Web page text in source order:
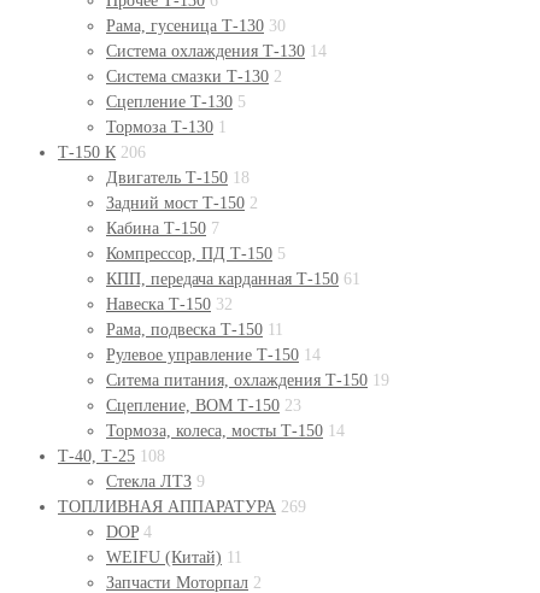
Рама, гусеница Т-130 30
Система охлаждения Т-130 14
Система смазки Т-130 2
Сцепление Т-130 5
Тормоза Т-130 1
Т-150 К 206
Двигатель Т-150 18
Задний мост Т-150 2
Кабина Т-150 7
Компрессор, ПД Т-150 5
КПП, передача карданная Т-150 61
Навеска Т-150 32
Рама, подвеска Т-150 11
Рулевое управление Т-150 14
Ситема питания, охлаждения Т-150 19
Сцепление, ВОМ Т-150 23
Тормоза, колеса, мосты Т-150 14
Т-40, Т-25 108
Стекла ЛТЗ 9
ТОПЛИВНАЯ АППАРАТУРА 269
DOP 4
WEIFU (Китай) 11
Запчасти Моторпал 2